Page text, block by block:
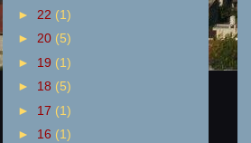
► 22 (1)
► 20 (5)
► 19 (1)
► 18 (5)
► 17 (1)
► 16 (1)